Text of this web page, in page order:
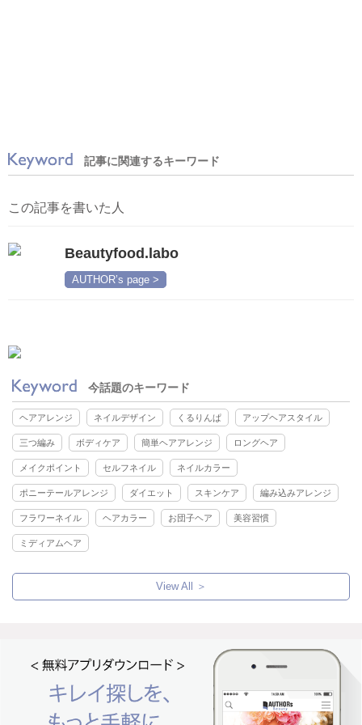
記事に関連するキーワード
この記事を書いた人
Beautyfood.labo
AUTHOR’s page >
今話題のキーワード
ヘアアレンジ ネイルデザイン くるりんぱ アップヘアスタイル
三つ編み ボディケア 簡単ヘアアレンジ ロングヘア
メイクポイント セルフネイル ネイルカラー
ポニーテールアレンジ ダイエット スキンケア 編み込みアレンジ
フラワーネイル ヘアカラー お団子ヘア 美容習慣
ミディアムヘア
View All ＞